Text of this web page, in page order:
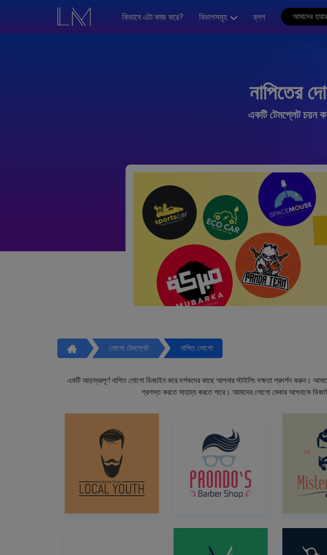
কিভাবে এটা কাজ করে? বিভাগসমূহ ব্লগ আমাদের
নাপিতের
একটি টেমপ্লেট চয়ন
লোগো টেমপ্লেট নাপিত লোগো
একটি আড়ম্বরপূর্ণ নাপিত লোগো ডিজাইন করে দর্শকদের কাছে আপনার স্টাইলিং দক্ষতা প্রদর্শন করুন।
প্রশস্ত করতে সাহায্য করতে পারে। আমাদের লোগো মেকার আপনাকে